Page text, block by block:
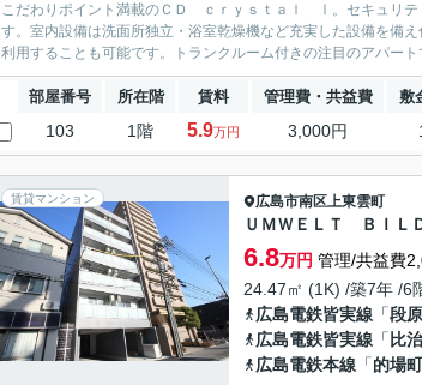
こだわりポイント満載のＣＤ ｃｒｙｓｔａｌ Ⅰ。セキュリテ
す。室内設備は洗面所独立・浴室乾燥機など充実した設備を備
利用することも可能です。トランクルーム付きの注目のアパー
部屋番号 所在階 賃料 管理費・共益費 敷
103 1階 5.9万円 3,000円
賃貸マンション 広島市南区上東雲町
ＵＭＷＥＬＴ ＢＩＬ
6.8万円 管理/共益費
24.47㎡ (1K) /築7年 /6
広島電鉄皆実線 「段
広島電鉄皆実線 「 比
広島電鉄本線 「的場町